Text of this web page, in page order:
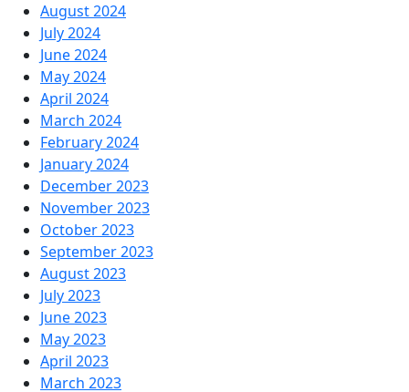
August 2024
July 2024
June 2024
May 2024
April 2024
March 2024
February 2024
January 2024
December 2023
November 2023
October 2023
September 2023
August 2023
July 2023
June 2023
May 2023
April 2023
March 2023